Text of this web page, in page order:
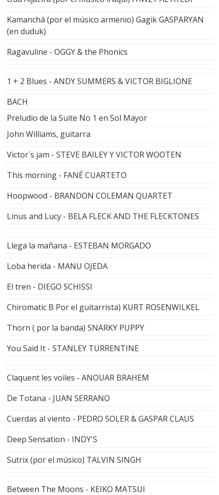
Kamanchá (por el músico armenio) Gagik GASPARYAN
(en duduk)
Ragavuline - OGGY & the Phonics
1 + 2 Blues - ANDY SUMMERS & VICTOR BIGLIONE
BACH
Preludio de la Suite No 1 en Sol Mayor
John Williams, guitarra
Victor´s jam - STEVE BAILEY Y VICTOR WOOTEN
This morning - FANÉ CUARTETO
Hoopwood - BRANDON COLEMAN QUARTET
Linus and Lucy - BELA FLECK AND THE FLECKTONES
Llega la mañana - ESTEBAN MORGADO
Loba herida - MANU OJEDA
El tren - DIEGO SCHISSI
Chiromatic B Por el guitarrista) KURT ROSENWILKEL
Thorn ( por la banda) SNARKY PUPPY
You Said It - STANLEY TURRENTINE
Claquent les voiles - ANOUAR BRAHEM
De Totana - JUAN SERRANO
Cuerdas al viento - PEDRO SOLER & GASPAR CLAUS
Deep Sensation - INDY'S
Sutrix (por el músico) TALVIN SINGH
Between The Moons - KEIKO MATSUI